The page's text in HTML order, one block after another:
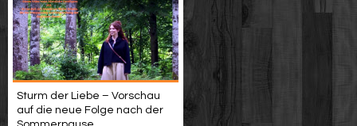
Sturm der Liebe – Vorschau
auf die neue Folge nach der